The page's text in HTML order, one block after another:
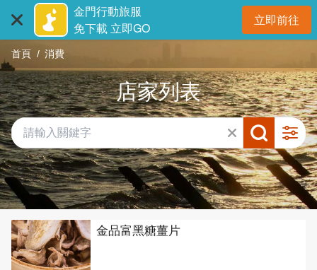
主
要
內
容
區
塊
金門行動旅服
免下載 立即GO
立即前往開
首頁 消費
店家列表
共有 432 間店家
金品富黑糖薑片